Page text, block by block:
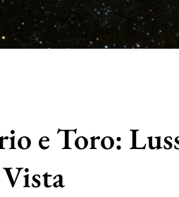
e Toro:
Vista